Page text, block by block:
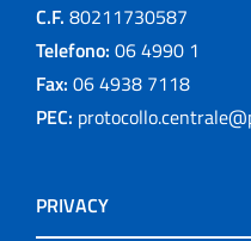
C.F. 80211730587
Telefono: 06 4990 1
Fax: 06 4938 7118
PEC:
PRIVACY